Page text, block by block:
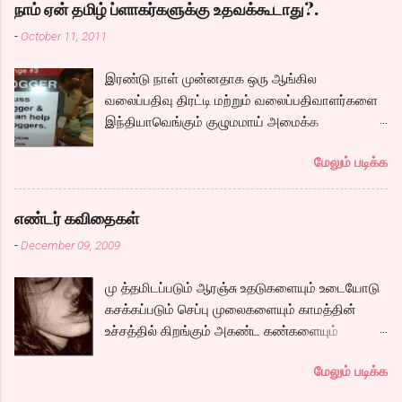
அழைக்கப்படும் கார்த்தி. இவர்களுடன் நம்முடய
ஆறு போல ஓடுகிறது படம். பெரியதாய் கதை ஏதும்
நகராவிட்டாலும், ரீமாவின் அதிரடி கேரக்டரும்,
ஆண்ட்ரியாவின் அமைதியான கேரக்டரும்,
கார்த்தியின் அடாவடி, தடாலடி வெட்டி பேச்சு க...
நாம் ஏன் தமிழ் ப்ளாகர்களுக்கு உதவக்கூடாது?.
- October 11, 2011
இரண்டு நாள் முன்னதாக ஒரு ஆங்கில
வலைப்பதிவு திரட்டி மற்றும் வலைப்பதிவாளர்களை
இந்தியாவெங்கும் குழுமமாய் அமைக்க
பதிவர் சந்திப்புக்கு ஏற்பாடு செய்திருந்தது.
இவர்கள் வருடா வருடம் நடத்துவதுதான். இம்முறை
நிறைய தமிழ் வலைப்பூக்கள் நடத்துபவர்களும்
கலந்து கொண்டோம்.
மேலும் படிக்க
எண்டர் கவிதைகள்
-December 09, 2009
மு த்தமிடப்படும் ஆரஞ்சு உதடுகளையும் உடையோடு
கசக்கப்படும் செப்பு முலைகளையும் காமத்தின்
உச்சத்தில் கிறங்கும் அகண்ட கண்களையும்
நீண்ட பயணமாய் வருடிச் செல்லும் பாம்புத்மேலும் படிக்க